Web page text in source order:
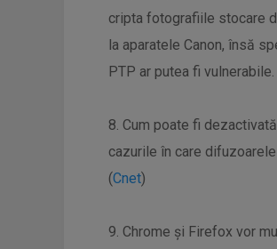
cripta fotografiile stocare
la aparatele Canon, însă
PTP ar putea fi vulnerabile.
8. Cum poate fi
cazurile în care
(Cnet)
9. Chrome și Firefox vor